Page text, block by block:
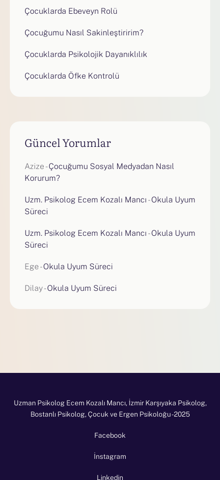
Çocuklarda Ebeveyn Rolü
Çocuğumu Nasıl Sakinleştiririm?
Çocuklarda Psikolojik Dayanıklılık
Çocuklarda Öfke Kontrolü
Güncel Yorumlar
Azize -Çocuğumu Sosyal Medyadan Nasıl
Korurum?
Uzm. Psikolog Ecem Kozalı Mancı -Okula Uyum
Süreci
Uzm. Psikolog Ecem Kozalı Mancı -Okula Uyum
Süreci
Ege -Okula Uyum Süreci
Dilay-Okula Uyum Süreci
Uzman Psikolog Ecem Kozalı Mancı, İzmir Karşıyaka Psikolog,
Bostanlı Psikolog, Çocuk ve Ergen Psikoloğu - 2025
Facebook
İnstagram
Linkedin